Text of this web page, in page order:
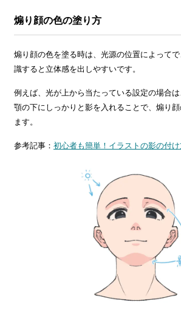
煽り顔の色の塗り方
煽り顔の色を塗る時は、光源の位置によって
識すると立体感を出しやすいです。
例えば、光が上から当たっている設定の場合は
顎の下にしっかりと影を入れることで、煽り
ます。
参考記事： 初心者も簡単！イラストの影の付